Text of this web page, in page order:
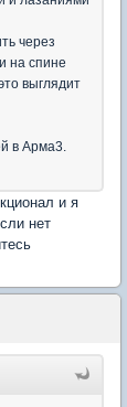
через
на спине
выглядит
в Арма3.
и я
нет